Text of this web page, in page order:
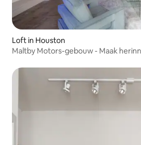
Loft in Houston
Maltby Motors-gebouw - Maak